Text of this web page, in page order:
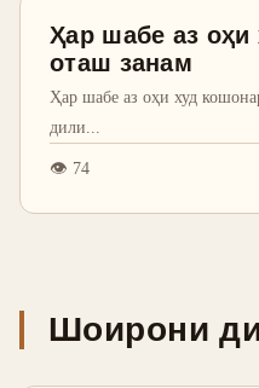
Ҳар шабе аз
оташ занам
Ҳар шабе аз оҳи худ
дили
👁 74
Шоирони